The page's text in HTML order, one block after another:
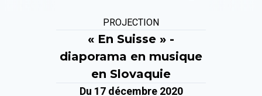
PROJECTION
« En Suisse » -
diaporama en musique
en Slovaquie
Du 17 décembre 2020